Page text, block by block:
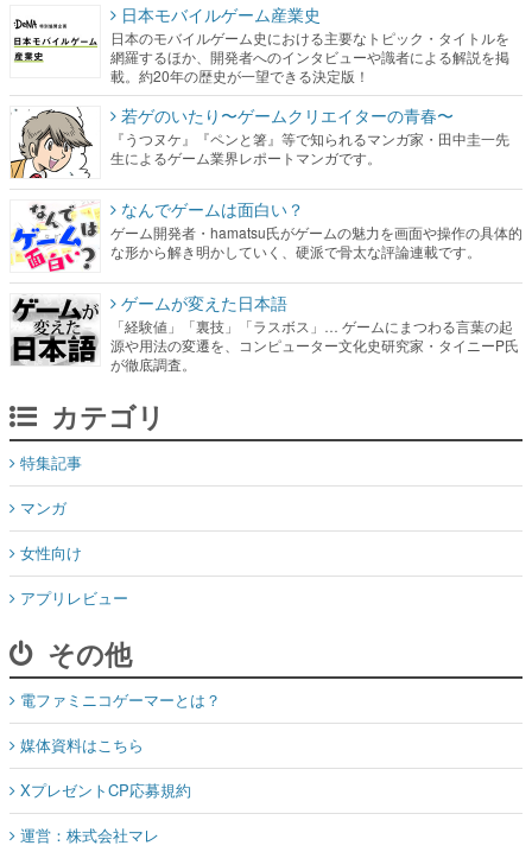
日本モバイルゲーム産業史
日本のモバイルゲーム史における主要なトピック・タイトルを
網羅するほか、開発者へのインタビューや識者による解説を掲
載。約20年の歴史が一望できる決定版！
若ゲのいたり〜ゲームクリエイターの青春〜
『うつヌケ』『ペンと箸』等で知られるマンガ家・田中圭一先
生によるゲーム業界レポートマンガです。
なんでゲームは面白い？
ゲーム開発者・hamatsu氏がゲームの魅力を画面や操作の具体的
な形から解き明かしていく、硬派で骨太な評論連載です。
ゲームが変えた日本語
「経験値」「裏技」「ラスボス」… ゲームにまつわる言葉の起
源や用法の変遷を、コンピューター文化史研究家・タイニーP氏
が徹底調査。
カテゴリ
特集記事
マンガ
女性向け
アプリレビュー
その他
電ファミニコゲーマーとは？
媒体資料はこちら
XプレゼントCP応募規約
運営：株式会社マレ